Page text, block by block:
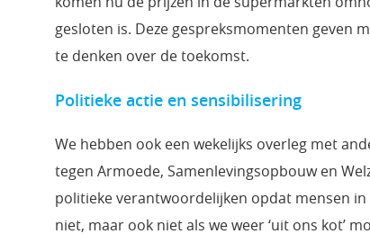
gesloten is. Deze gespreksmomenten geven
te denken over de toekomst.
Politieke actie en sensibilisering
We hebben ook een wekelijks overleg met
tegen Armoede, Samenlevingsopbouw en
politieke verantwoordelijken opdat mensen
niet, maar ook niet als we weer ‘uit ons kot’